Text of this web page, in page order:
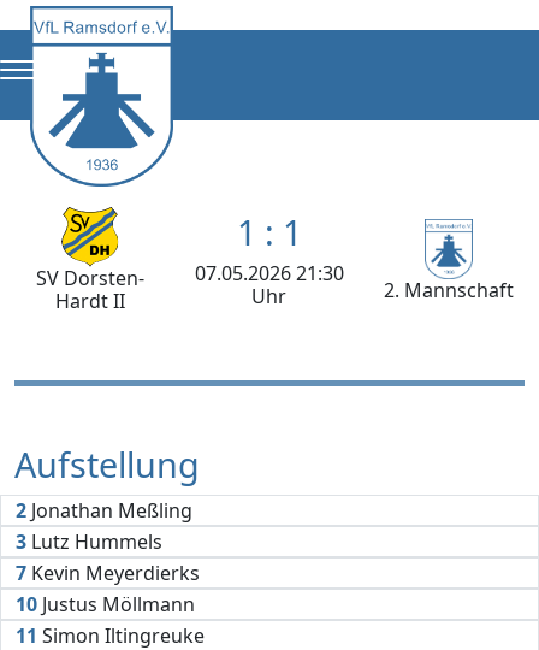
SV Dorsten-
Hardt II
1 : 1
07.05.2026 21:30
Uhr
2. Mannschaft
Aufstellung
2 Jonathan Meßling
3 Lutz Hummels
7 Kevin Meyerdierks
10 Justus Möllmann
11 Simon Iltingreuke